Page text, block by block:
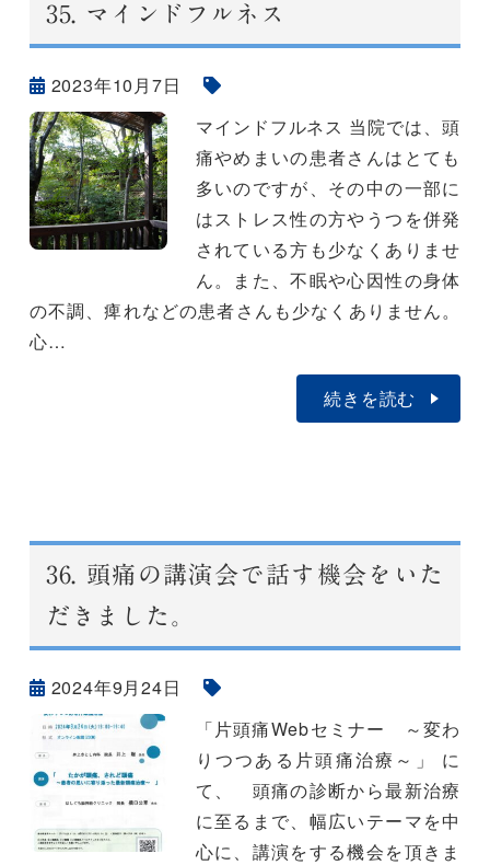
35. マインドフルネス
2023年10月7日
マインドフルネス 当院では、頭
痛やめまいの患者さんはとても
多いのですが、その中の一部に
はストレス性の方やうつを併発
されている方も少なくありませ
ん。また、不眠や心因性の身体
の不調、痺れなどの患者さんも少なくありません。
心…
続きを読む
36. 頭痛の講演会で話す機会をいた
だきました。
2024年9月24日
「片頭痛Webセミナー ～変わ
りつつある片頭痛治療～」 に
て、 頭痛の診断から最新治療
に至るまで、幅広いテーマを中
心に、講演をする機会を頂きま